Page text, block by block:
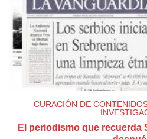
CURACIÓN DE
El periodismo que recuerda